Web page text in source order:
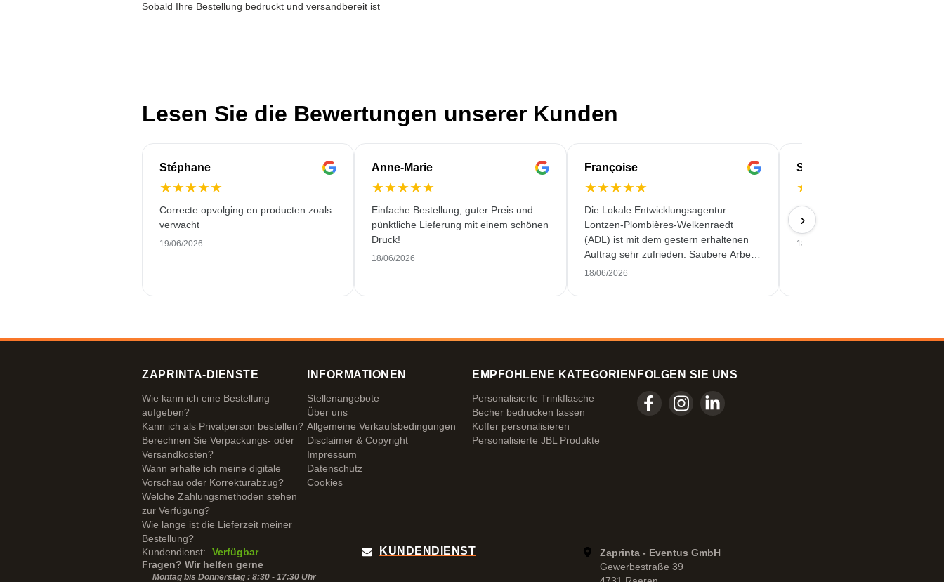
Sobald Ihre Bestellung bedruckt und versandbereit ist
Lesen Sie die Bewertungen unserer Kunden
Stéphane
★★★★★
Correcte opvolging en producten zoals
verwacht
19/06/2026
Anne-Marie
★★★★★
Einfache Bestellung, guter Preis und
pünktliche Lieferung mit einem schönen
Druck!
18/06/2026
Françoise
★★★★★
Die Lokale Entwicklungsagentur
Lontzen-Plombières-Welkenraedt
(ADL) ist mit dem gestern erhaltenen
Auftrag sehr zufrieden. Saubere Arbeit
und erstklassiger Service!
18/06/2026
Serife
★
Schnell & Zuverlässig &
Qualität erhalten
18/06/2026
›
ZAPRINTA-DIENSTE
Wie kann ich eine Bestellung
aufgeben?
Kann ich als Privatperson bestellen?
Berechnen Sie Verpackungs- oder
Versandkosten?
Wann erhalte ich meine digitale
Vorschau oder Korrekturabzug?
Welche Zahlungsmethoden stehen
zur Verfügung?
Wie lange ist die Lieferzeit meiner
Bestellung?
INFORMATIONEN
Stellenangebote
Über uns
Allgemeine Verkaufsbedingungen
Disclaimer & Copyright
Impressum
Datenschutz
Cookies
EMPFOHLENE KATEGORIEN
Personalisierte Trinkflasche
Becher bedrucken lassen
Koffer personalisieren
Personalisierte JBL Produkte
FOLGEN SIE UNS
Kundendienst:
Verfügbar
Fragen? Wir helfen gerne
Montag bis Donnerstag : 8:30 - 17:30 Uhr
KUNDENDIENST
Zaprinta - Eventus GmbH
Gewerbestraße 39